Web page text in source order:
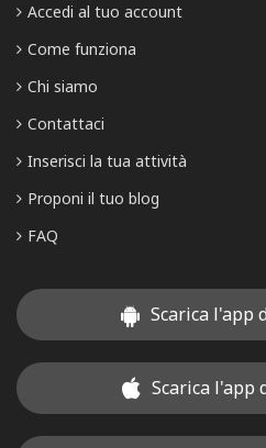
Accedi al tuo account
Come funziona
Chi siamo
Contattaci
Inserisci la tua attività
Proponi il tuo blog
FAQ
Scarica l'app
Scarica l'app